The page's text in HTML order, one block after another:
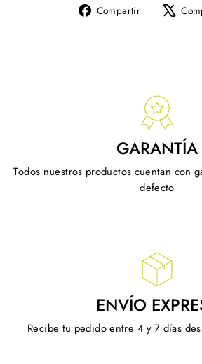
Compartir
Compartir
GARANTÍA
Todos nuestros productos cuentan con
defecto
ENVÍO
Recibe tu pedido entre 4 y 7 días